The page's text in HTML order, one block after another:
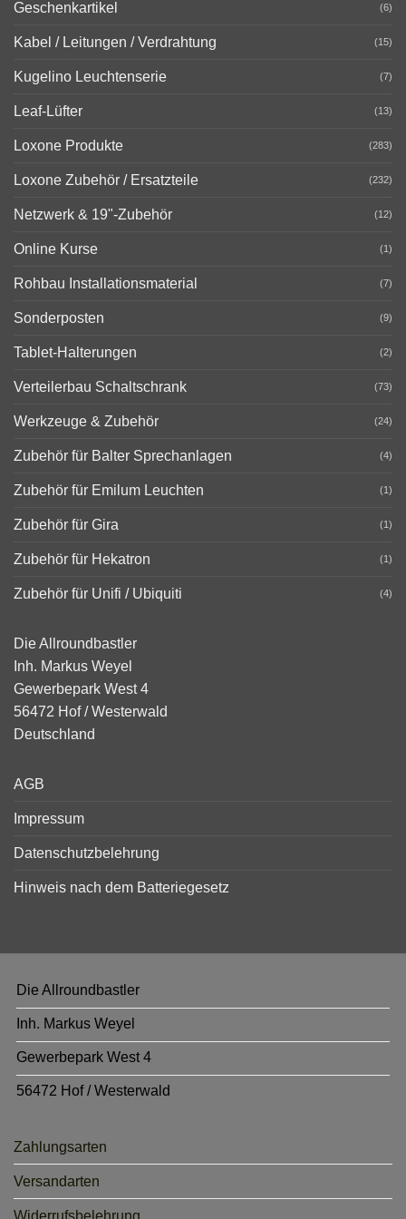
Geschenkartikel (6)
Kabel / Leitungen / Verdrahtung (15)
Kugelino Leuchtenserie (7)
Leaf-Lüfter (13)
Loxone Produkte (283)
Loxone Zubehör / Ersatzteile (232)
Netzwerk & 19"-Zubehör (12)
Online Kurse (1)
Rohbau Installationsmaterial (7)
Sonderposten (9)
Tablet-Halterungen (2)
Verteilerbau Schaltschrank (73)
Werkzeuge & Zubehör (24)
Zubehör für Balter Sprechanlagen (4)
Zubehör für Emilum Leuchten (1)
Zubehör für Gira (1)
Zubehör für Hekatron (1)
Zubehör für Unifi / Ubiquiti (4)
Die Allroundbastler
Inh. Markus Weyel
Gewerbepark West 4
56472 Hof / Westerwald
Deutschland
AGB
Impressum
Datenschutzbelehrung
Hinweis nach dem Batteriegesetz
Die Allroundbastler
Inh. Markus Weyel
Gewerbepark West 4
56472 Hof / Westerwald
Zahlungsarten
Versandarten
Widerrufsbelehrung